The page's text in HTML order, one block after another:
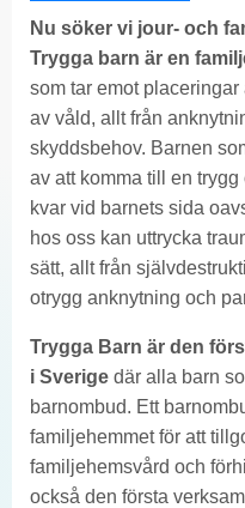
Nu söker vi jour- och
Trygga barn är en
som tar emot
av våld, allt från
skyddsbehov. Barnen
av att komma till en
kvar vid barnets sida
hos oss kan uttrycka
sätt, allt från
otrygg anknytning och
Trygga Barn är den
i Sverige där alla barn
barnombud. Ett
familjehemmet för att
familjehemsvård och
också den första